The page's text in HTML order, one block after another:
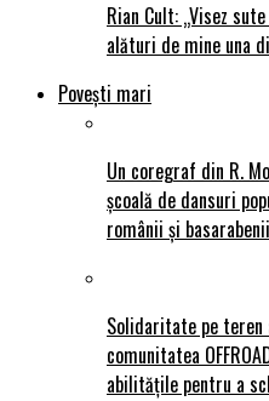
Rian Cult: „Visez
alături de mine una
Povești mari
Un coregraf din R.
școală de dansuri
românii și
Solidaritate pe
comunitatea
abilitățile pentru a